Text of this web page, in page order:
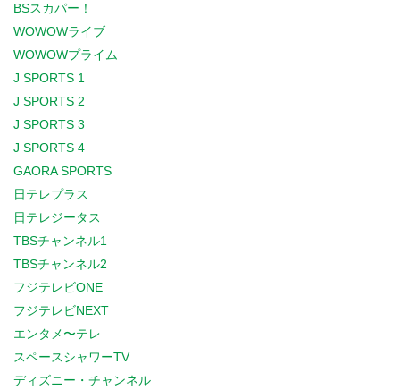
BSスカパー！
WOWOWライブ
WOWOWプライム
J SPORTS 1
J SPORTS 2
J SPORTS 3
J SPORTS 4
GAORA SPORTS
日テレプラス
日テレジータス
TBSチャンネル1
TBSチャンネル2
フジテレビONE
フジテレビNEXT
エンタメ〜テレ
スペースシャワーTV
ディズニー・チャンネル